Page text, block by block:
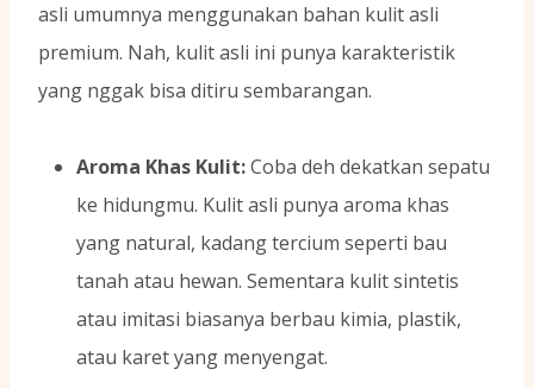
asli umumnya menggunakan bahan kulit asli
premium. Nah, kulit asli ini punya karakteristik
yang nggak bisa ditiru sembarangan.
Aroma Khas Kulit:Coba deh dekatkan sepatu
ke hidungmu. Kulit asli punya aroma khas
yang natural, kadang tercium seperti bau
tanah atau hewan. Sementara kulit sintetis
atau imitasi biasanya berbau kimia, plastik,
atau karet yang menyengat.